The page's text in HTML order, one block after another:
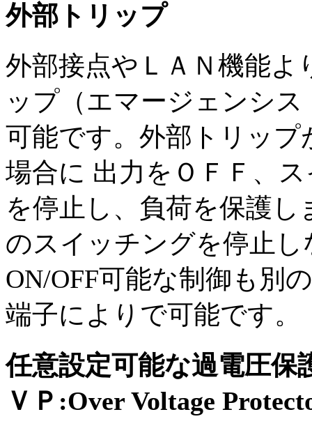
外部トリップ
外部接点やＬＡＮ機能よ
ップ（エマージェンシ
可能です。外部トリップ
場合に 出力をＯＦＦ、
を停止し、負荷を保護し
のスイッチングを停止し
ON/OFF可能な制御も別
端子によりで可能です。
任意設定可能な過電圧保
ＶＰ:Over Voltage